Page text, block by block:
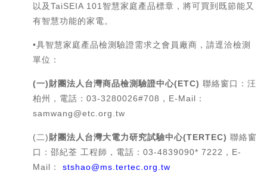
以及TaiSEIA 101智慧家庭產品標章，將可買到既節能又
有智慧功能的家電。
•具智慧家庭產品檢測驗證需求之會員廠商，請逕洽檢測
單位：
(一)財團法人台灣商品檢測驗證中心(ETC) 聯絡窗口：汪
柏州，電話：03-3280026#708，E-Mail：
samwang@etc.org.tw
(二) 財團法人台灣大電力研究試驗中心(TERTEC) 聯絡窗
口：邵紀荃 工程師，電話：03-4839090* 7222，E-
Mail： stshao@ms.tertec.org.tw